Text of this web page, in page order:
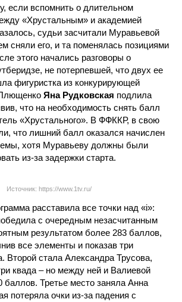
если вспомнить о длительном
«Хрустальным» и академией
судьи засчитали Муравьевой
сняли его, и та поменялась позициями
этого начались разговоры о
не потерпевшей, что двух ее
фигуристка из конкурирующей
Яна Рудковская подлила
что на необходимость снять балл
«Хрустального». В ФФККР, в свою
что лишний балл оказался начислен
хотя Муравьеву должны были
из-за задержки старта.
Источник: https://www.1tv.ru/
расставила все точки над «i»:
с очередным незасчитанным
результатом более 283 баллов,
все элементы и показав три
Второй стала Александра Трусова,
квада – но между ней и Валиевой
баллов. Третье место заняла Анна
потеряла очки из-за падения с